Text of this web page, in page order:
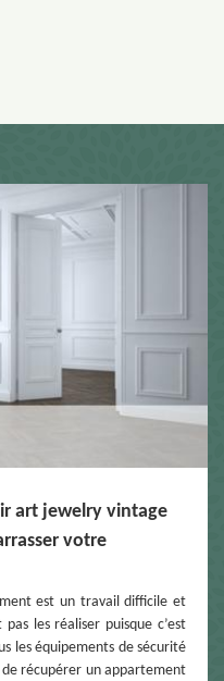
art jewelry vintage
votre
est un travail difficile et
les réaliser puisque c’est
les équipements de sécurité
récupérer un appartement